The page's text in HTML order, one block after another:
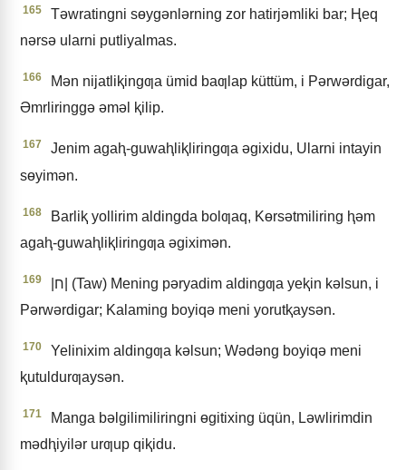
165
Tǝwratingni sɵygǝnlǝrning zor hatirjǝmliki bar; Ⱨeq
nǝrsǝ ularni putliyalmas.
166
Mǝn nijatliⱪingƣa ümid baƣlap küttüm, i Pǝrwǝrdigar,
Əmrliringgǝ ǝmǝl ⱪilip.
167
Jenim agaⱨ-guwaⱨliⱪliringƣa ǝgixidu, Ularni intayin
sɵyimǝn.
168
Barliⱪ yollirim aldingda bolƣaq, Kɵrsǝtmiliring ⱨǝm
agaⱨ-guwaⱨliⱪliringƣa ǝgiximǝn.
169
Pǝrwǝrdigar; Kalaming boyiqǝ meni yorutⱪaysǝn.
170
Yelinixim aldingƣa kǝlsun; Wǝdǝng boyiqǝ meni
ⱪutuldurƣaysǝn.
171
Manga bǝlgilimiliringni ɵgitixing üqün, Lǝwlirimdin
mǝdⱨiyilǝr urƣup qiⱪidu.